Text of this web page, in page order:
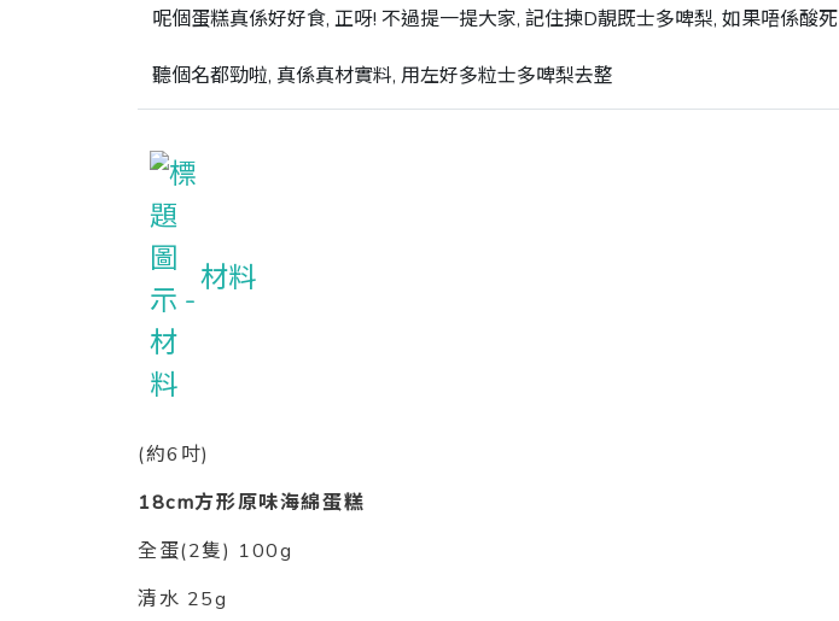
呢個蛋糕真係好好食, 正呀! 不過提一提大家, 記住揀D靚既士多啤梨, 如果唔係酸死
聽個名都勁啦, 真係真材實料, 用左好多粒士多啤梨去整
材料
(約6吋)
18cm方形原味海綿蛋糕
全蛋(2隻) 100g
清水 25g